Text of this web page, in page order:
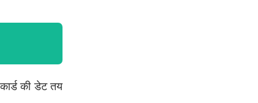
की डेट तय